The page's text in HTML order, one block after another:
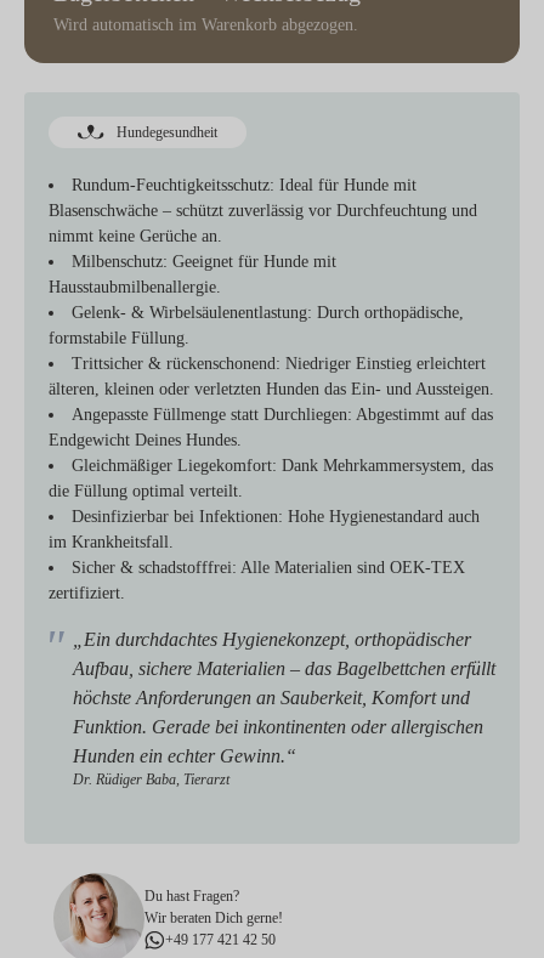
Wird automatisch im Warenkorb abgezogen.
Hundegesundheit
Rundum-Feuchtigkeitsschutz: Ideal für Hunde mit
Blasenschwäche – schützt zuverlässig vor Durchfeuchtung und
nimmt keine Gerüche an.
Milbenschutz: Geeignet für Hunde mit
Hausstaubmilbenallergie.
Gelenk- & Wirbelsäulenentlastung: Durch orthopädische,
formstabile Füllung.
Trittsicher & rückenschonend: Niedriger Einstieg erleichtert
älteren, kleinen oder verletzten Hunden das Ein- und Aussteigen.
Angepasste Füllmenge statt Durchliegen: Abgestimmt auf das
Endgewicht Deines Hundes.
Gleichmäßiger Liegekomfort: Dank Mehrkammersystem, das
die Füllung optimal verteilt.
Desinfizierbar bei Infektionen: Hohe Hygienestandard auch
im Krankheitsfall.
Sicher & schadstofffrei: Alle Materialien sind OEK-TEX
zertifiziert.
„Ein durchdachtes Hygienekonzept, orthopädischer
Aufbau, sichere Materialien – das Bagelbettchen erfüllt
höchste Anforderungen an Sauberkeit, Komfort und
Funktion. Gerade bei inkontinenten oder allergischen
Hunden ein echter Gewinn.“
Dr. Rüdiger Baba, Tierarzt
Du hast Fragen?
Wir beraten Dich gerne!
+49 177 421 42 50